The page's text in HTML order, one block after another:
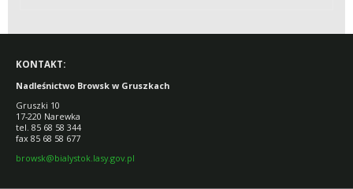
KONTAKT:
Nadleśnictwo Browsk w Gruszkach
Gruszki 10
17-220 Narewka
tel. 85 68 58 344
fax 85 68 58 677
browsk@bialystok.lasy.gov.pl